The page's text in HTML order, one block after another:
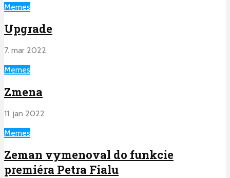
Memes
Upgrade
7. mar 2022
Memes
Zmena
11. jan 2022
Memes
Zeman vymenoval do funkcie
premiéra Petra Fialu